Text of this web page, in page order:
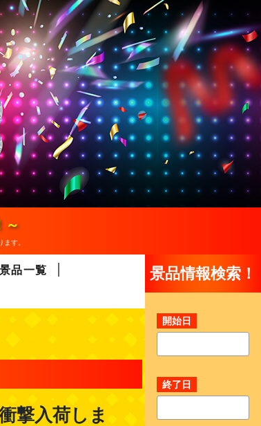
～
す。
景品一覧
撃入荷しま
景品情報検索！
開始日
終了日